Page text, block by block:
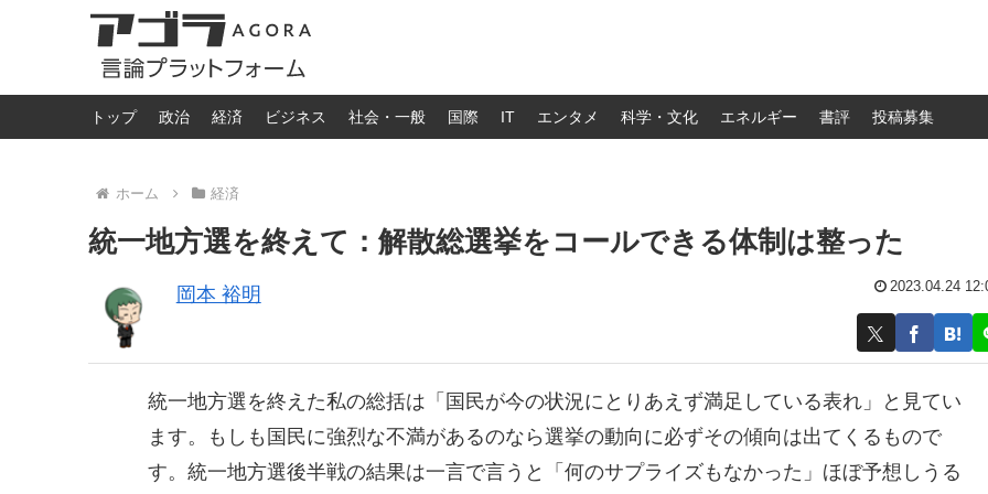
トップ 政治 経済 ビジネス 社会・一般 国際 IT エンタメ 科学・文化 エネルギー 書評 投稿募集
ホーム 経済
統一地方選を終えて：解散総選挙をコールできる体制は整った
岡本 裕明 2023.04.24
統一地方選を終えた私の総括は「国民が今の状況にとりあえず満足している表れ」と見てい
ます。もしも国民に強烈な不満があるのなら選挙の動向に必ずその傾向は出てくるもので
す。統一地方選後半戦の結果は一言で言うと「何のサプライズもなかった」ほぼ予想しうる